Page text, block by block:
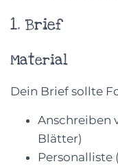
1. Brief
Material
Dein Brief sollte
Anschreiben
Blätter)
Personalliste